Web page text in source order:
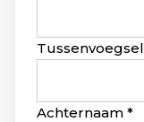
blank
Tussenvoegsel
Achternaam